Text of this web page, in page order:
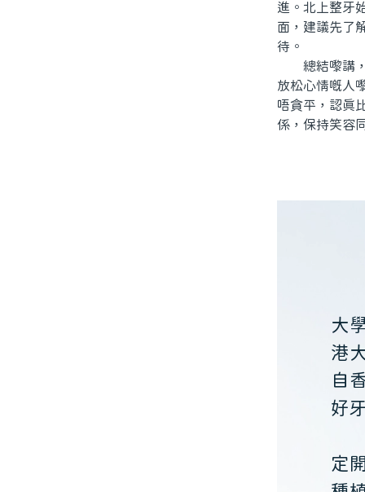
進。北上整牙
面，建議先了
待。
總結嚟講，
放松心情嘅人
唔貪平，認真
係，保持笑容
大
港
自
好
定